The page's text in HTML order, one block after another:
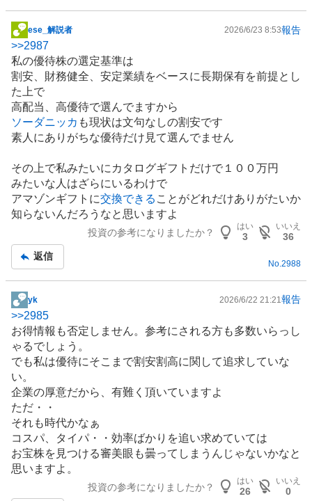
掲
示
板
記
事
ese_解説者 2026/6/23 8:53報告
>>2987
私の優待株の選定基準は
割安、財務健全、安定業績をベースに長期保有を前提とし
た上で
高配当、高優待で選んでますから
ソーダニッカ も現状は文句なしの割安です
素人にありがちな優待だけ見て選んでません
その上で私みたいにカタログギフトだけで１００万円
みたいな人はざらにいるわけで
アマゾンギフトに交換できる ことがどれだけありがたいか
知らないんだろうなと思いますよ
投資の参考になりましたか？
はい
3
いいえ
36
返信
No. 2988
掲
示
板
記
事
yk 2026/6/22 21:21 報告
>>2985
お得情報も否定しません。参考にされる方も多数いらっし
ゃるでしょう。
でも私は優待にそこまで割安割高に関して追求していな
い。
企業の厚意だから、有難く頂いていますよ
ただ・・
それも時代かなぁ
コスパ、タイパ・・効率ばかりを追い求めていては
お宝株を見つける審美眼も曇ってしまうんじゃないかなと
思いますよ。
投資の参考になりましたか？
はい
26
いいえ
0